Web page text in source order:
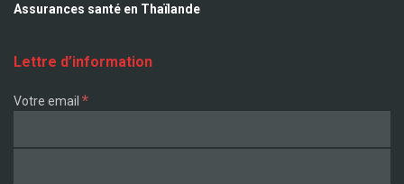
Assurances santé en Thaïlande
Lettre d’information
Votre email *